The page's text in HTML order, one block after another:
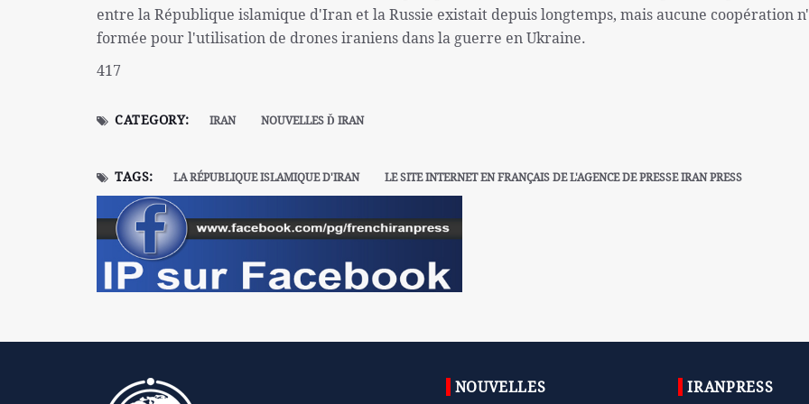
entre la République islamique d'Iran et la Russie existait depuis longtemps, mais aucune coopération
formée pour l'utilisation de drones iraniens dans la guerre en Ukraine.
417
CATEGORY: IRAN NOUVELLES Ď IRAN
TAGS: LA RÉPUBLIQUE ISLAMIQUE D'IRAN LE SITE INTERNET EN FRANÇAIS DE L'AGENCE DE PRESSE IRAN PRESS
NOUVELLES IRANPRESS